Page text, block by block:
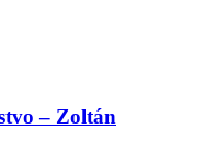
– Zoltán